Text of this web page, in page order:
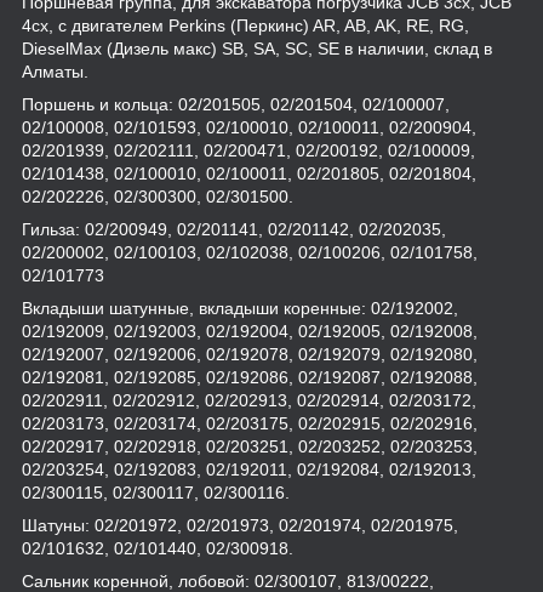
4cx, с двигателем Perkins (Перкинс) AR, AB, AK, RE, RG,
DieselMax (Дизель макс) SB, SA, SC, SE в наличии, склад в
Алматы.
Поршень и кольца: 02/201505, 02/201504, 02/100007,
02/100008, 02/101593, 02/100010, 02/100011, 02/200904,
02/201939, 02/202111, 02/200471, 02/200192, 02/100009,
02/101438, 02/100010, 02/100011, 02/201805, 02/201804,
02/202226, 02/300300, 02/301500.
Гильза: 02/200949, 02/201141, 02/201142, 02/202035,
02/200002, 02/100103, 02/102038, 02/100206, 02/101758,
02/101773
Вкладыши шатунные, вкладыши коренные: 02/192002,
02/192009, 02/192003, 02/192004, 02/192005, 02/192008,
02/192007, 02/192006, 02/192078, 02/192079, 02/192080,
02/192081, 02/192085, 02/192086, 02/192087, 02/192088,
02/202911, 02/202912, 02/202913, 02/202914, 02/203172,
02/203173, 02/203174, 02/203175, 02/202915, 02/202916,
02/202917, 02/202918, 02/203251, 02/203252, 02/203253,
02/203254, 02/192083, 02/192011, 02/192084, 02/192013,
02/300115, 02/300117, 02/300116.
Шатуны: 02/201972, 02/201973, 02/201974, 02/201975,
02/101632, 02/101440, 02/300918.
Сальник коренной, лобовой: 02/300107, 813/00222,